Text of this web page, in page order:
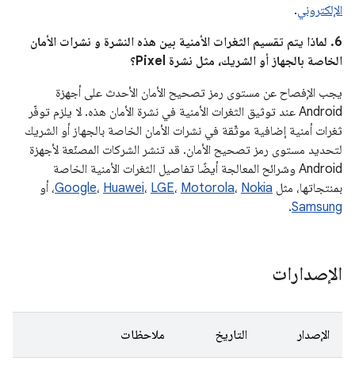
الإلكتروني.
6. لماذا يتم تقسيم الثغرات الأمنية بين هذه النشرة و نشرات الأمان
الخاصة بالجهاز أو الشريك، مثل نشرة Pixel؟
يجب الإفصاح عن مستوى رمز تصحيح الأمان الأحدث على أجهزة
Android عند توثيق الثغرات الأمنية في نشرة الأمان هذه. لا يلزم توفّر
ثغرات أمنية إضافية موثّقة في نشرات الأمان الخاصة بالجهاز أو الشريك
لتحديد مستوى رمز تصحيح الأمان. قد تنشر الشركات المصنّعة لأجهزة
Android وشرائح المعالجة أيضًا تفاصيل الثغرات الأمنية الخاصة
بمنتجاتها، مثل
Google، Huawei، LGE، Motorola، Nokia
، أو
Samsung
.
الإصدارات
الإصدار التاريخ ملاحظات